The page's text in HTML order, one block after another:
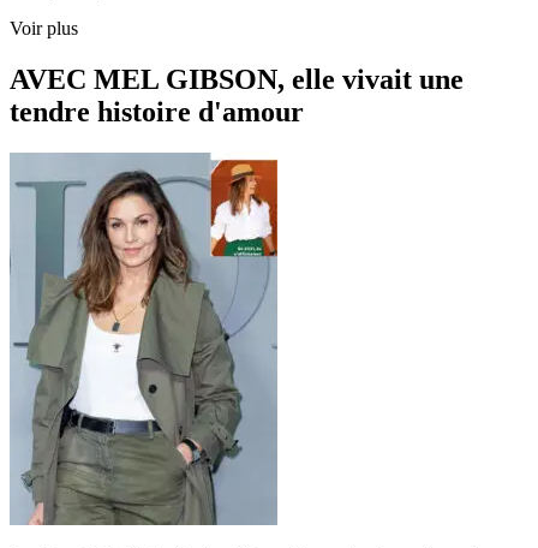
Voir plus
AVEC MEL GIBSON, elle vivait une
tendre histoire d'amour